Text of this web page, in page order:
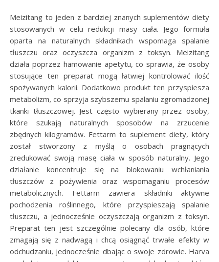
Meizitang to jeden z bardziej znanych suplementów diety
stosowanych w celu redukcji masy ciała. Jego formuła
oparta na naturalnych składnikach wspomaga spalanie
tłuszczu oraz oczyszcza organizm z toksyn. Meizitang
działa poprzez hamowanie apetytu, co sprawia, że osoby
stosujące ten preparat mogą łatwiej kontrolować ilość
spożywanych kalorii. Dodatkowo produkt ten przyspiesza
metabolizm, co sprzyja szybszemu spalaniu zgromadzonej
tkanki tłuszczowej. Jest często wybierany przez osoby,
które szukają naturalnych sposobów na zrzucenie
zbędnych kilogramów. Fettarm to suplement diety, który
został stworzony z myślą o osobach pragnących
zredukować swoją masę ciała w sposób naturalny. Jego
działanie koncentruje się na blokowaniu wchłaniania
tłuszczów z pożywienia oraz wspomaganiu procesów
metabolicznych. Fettarm zawiera składniki aktywne
pochodzenia roślinnego, które przyspieszają spalanie
tłuszczu, a jednocześnie oczyszczają organizm z toksyn.
Preparat ten jest szczególnie polecany dla osób, które
zmagają się z nadwagą i chcą osiągnąć trwałe efekty w
odchudzaniu, jednocześnie dbając o swoje zdrowie. Harva